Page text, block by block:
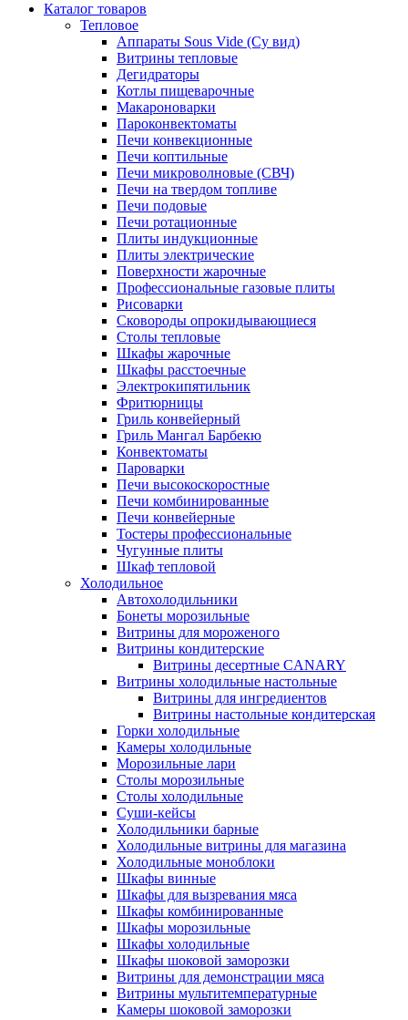
Каталог товаров
Тепловое
Аппараты Sous Vide (Су вид)
Витрины тепловые
Дегидраторы
Котлы пищеварочные
Макароноварки
Пароконвектоматы
Печи конвекционные
Печи коптильные
Печи микроволновые (СВЧ)
Печи на твердом топливе
Печи подовые
Печи ротационные
Плиты индукционные
Плиты электрические
Поверхности жарочные
Профессиональные газовые плиты
Рисоварки
Сковороды опрокидывающиеся
Столы тепловые
Шкафы жарочные
Шкафы расстоечные
Электрокипятильник
Фритюрницы
Гриль конвейерный
Гриль Мангал Барбекю
Конвектоматы
Пароварки
Печи высокоскоростные
Печи комбинированные
Печи конвейерные
Тостеры профессиональные
Чугунные плиты
Шкаф тепловой
Холодильное
Автохолодильники
Бонеты морозильные
Витрины для мороженого
Витрины кондитерские
Витрины десертные CANARY
Витрины холодильные настольные
Витрины для ингредиентов
Витрины настольные кондитерская
Горки холодильные
Камеры холодильные
Морозильные лари
Столы морозильные
Столы холодильные
Суши-кейсы
Холодильники барные
Холодильные витрины для магазина
Холодильные моноблоки
Шкафы винные
Шкафы для вызревания мяса
Шкафы комбинированные
Шкафы морозильные
Шкафы холодильные
Шкафы шоковой заморозки
Витрины для демонстрации мяса
Витрины мультитемпературные
Камеры шоковой заморозки